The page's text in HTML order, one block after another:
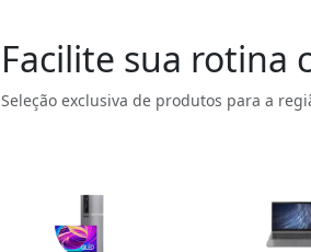
Facilite sua rotina
Seleção exclusiva de produtos para a